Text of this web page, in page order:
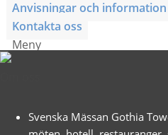
Anvisningar och information
Kontakta oss
Meny
Svenska Mässan Gothia